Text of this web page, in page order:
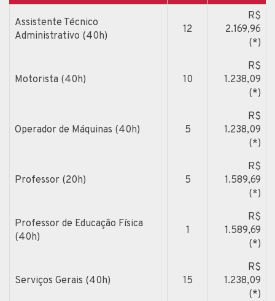
Assistente Técnico
Administrativo (40h)
12
R$
2.169,96
(*)
Motorista (40h) 10
R$
1.238,09
(*)
Operador de Máquinas (40h) 5
R$
1.238,09
(*)
Professor (20h) 5
R$
1.589,69
(*)
Professor de Educação Física
(40h)
1
R$
1.589,69
(*)
Serviços Gerais (40h) 15
R$
1.238,09
(*)